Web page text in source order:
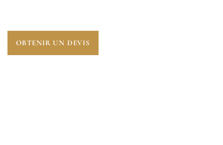
OBTENIR UN DEVIS